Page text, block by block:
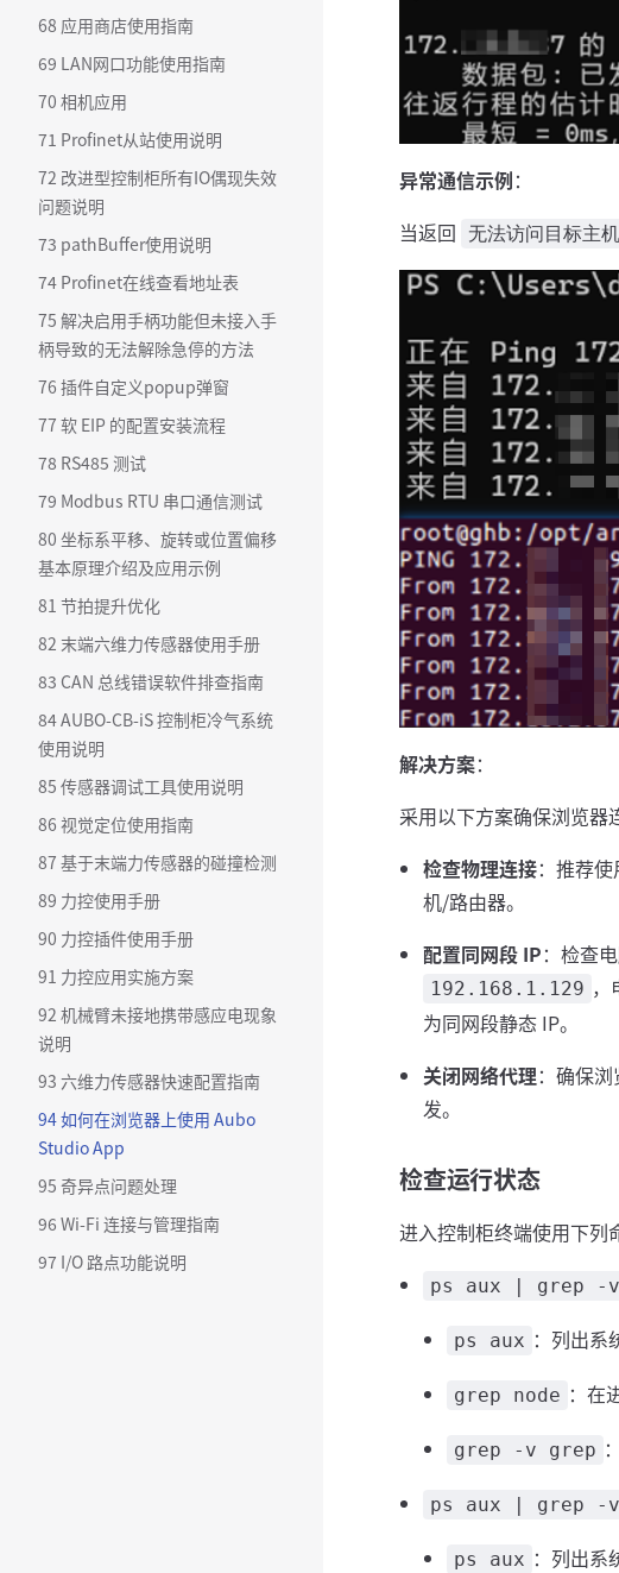
68 应用商店使用指南
69 LAN网口功能使用指南
70 相机应用
71 Profinet从站使用说明
72 改进型控制柜所有IO偶现失效
问题说明
73 pathBuffer使用说明
74 Profinet在线查看地址表
75 解决启用手柄功能但未接入手
柄导致的无法解除急停的方法
76 插件自定义popup弹窗
77 软 EIP 的配置安装流程
78 RS485 测试
79 Modbus RTU 串口通信测试
80 坐标系平移、旋转或位置偏移
基本原理介绍及应用示例
81 节拍提升优化
82 末端六维力传感器使用手册
83 CAN 总线错误软件排查指南
84 AUBO-CB-iS 控制柜冷气系统
使用说明
85 传感器调试工具使用说明
86 视觉定位使用指南
87 基于末端力传感器的碰撞检测
89 力控使用手册
90 力控插件使用手册
91 力控应用实施方案
92 机械臂未接地携带感应电现象
说明
93 六维力传感器快速配置指南
94 如何在浏览器上使用 Aubo
Studio App
95 奇异点问题处理
96 Wi-Fi 连接与管理指南
97 I/O 路点功能说明
异常通信示例：
当返回 无法访问目标主机
解决方案：
采用以下方案确保浏览器
检查物理连接：推荐
机/路由器。
配置同网段 IP：检查
192.168.1.129 ，
为同网段静态 IP。
关闭网络代理：确保
发。
检查运行状态
进入控制柜终端使用下列
ps aux | grep -
ps aux ：列出系
grep node ：在
grep -v grep
ps aux | grep -
ps aux ：列出系